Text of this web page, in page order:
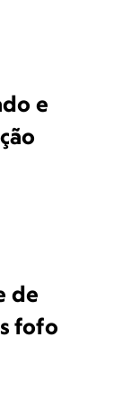
e
de
fofo